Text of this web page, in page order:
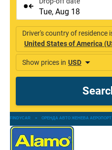
FINDYCAR » ОРЕНДА АВТО ЖЕНЕВА АЕРОПОРТ